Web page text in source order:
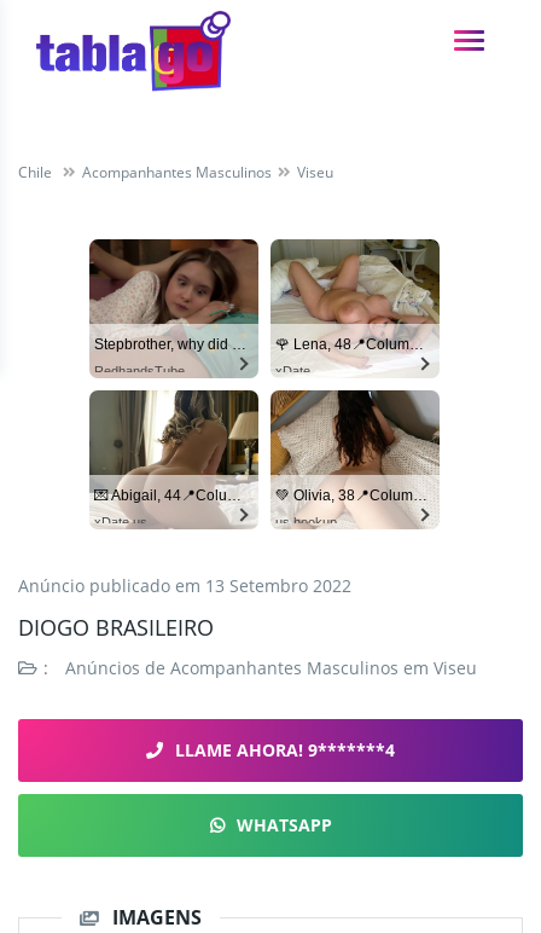
Chile Acompanhantes Masculinos Viseu
Stepbrother, why did you show me your dick? Now I want to fuck you with my wet pussy
RedhandsTube
🌹 Lena, 48📍Columbus
xDate
💌 Abigail, 44📍Columbus
xDate.us
💚 Olivia, 38📍Columbus
us.hookup
Anúncio publicado em 13 Setembro 2022
DIOGO BRASILEIRO
: Anúncios de Acompanhantes Masculinos em Viseu
LLAME AHORA! 9*******4
WHATSAPP
IMAGENS